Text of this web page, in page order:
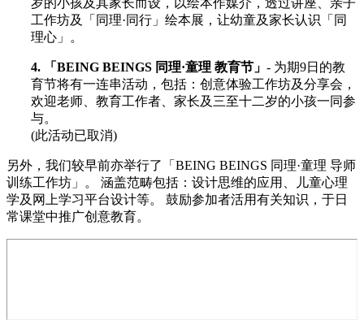
岁的小孩及其家长而设，以绘本作媒介，透过讲座、亲子
工作坊及「同理·同行」绘本展，让幼童及家长认识「同
理心」。
4. 「BEING BEINGS 同理·童理 教育节」 - 为期9日的教
育节将有一连串活动，包括：创意体验工作坊及分享会，
欢迎老师、教育工作者、家长及三至十二岁的小孩一同参
与。
(此活动已取消)
另外，我们较早前亦举行了「BEING BEINGS 同理·童理 导师
训练工作坊」。 涵盖范畴包括：设计思维的应用、儿童心理
学及网上学习平台设计等。 鼓励参加者活用有关知识，于日
常课堂中推广创意教育。